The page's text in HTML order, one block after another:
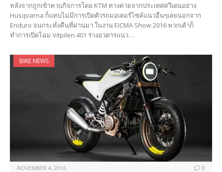
หลังจากถูกเข้าควบกิจการโดย KTM ทางค่ายจากประเทศสวีเดนอย่าง
Husqvarna ก็แทบไม่มีการเปิดตัวรถมอเตอร์ไซค์แนวอื่นๆเลยนอกจาก
Enduro จนกระทั่งคืนที่ผ่านมา ในงาน EICMA Show 2016 พวกเค้าก็
ทำการเปิดโฉม Vitpilen 401 ร่างอวตารแนว…
BIKE NEWS
NOVEMBER 4, 2016 0